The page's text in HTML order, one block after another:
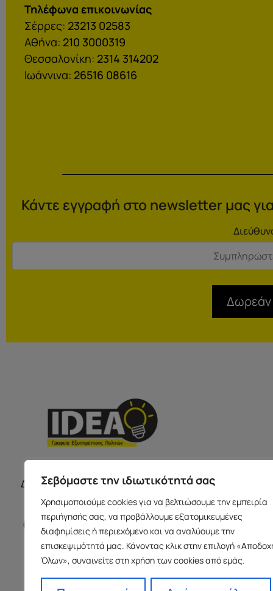
Σεβόμαστε την ιδιωτικότητά σας
Χρησιμοποιούμε cookies για να βελτιώσουμε την εμπειρία
περιήγησής σας, να προβάλλουμε εξατομικευμένες
διαφημίσεις ή περιεχόμενο και να αναλύουμε την
επισκεψιμότητά μας. Κάνοντας κλικ στην επιλογή
Όλων», συναινείτε στη χρήση των cookies από εμάς.
Τηλέφωνα επικοινωνίας
Σέρρες: 23213 02583
Αθήνα: 210 3000319
Θεσσαλονίκη: 2314 314202
Ιωάννινα: 26516 08616
Κάντε εγγραφή στο newsletter μας
Δωρεάν
Δευτέρα με Παρασκευή 09:00-17:00
Παύλου
Ισόγειο
+30